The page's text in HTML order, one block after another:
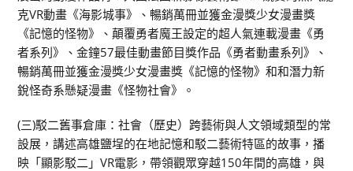
克VR動畫《海影城事》、暢銷萬冊並獲金漫獎少女漫畫獎
《記憶的怪物》、顛覆勇者魔王設定的超人氣連載漫畫《勇
者系列》、金鐘57最佳動畫節目獎作品《勇者動畫系列》、
暢銷萬冊並獲金漫獎少女漫畫獎《記憶的怪物》和和潛力新
銳怪奇系懸疑漫畫《怪物社會》。
(三)駁二舊事倉庫：社會（歷史）跨藝術與人文領域類型的常
設展，講述高雄鹽埕的在地記憶和駁二藝術特區的故事，播
映「顯影駁二」VR電影，帶領觀眾穿越150年間的高雄，與